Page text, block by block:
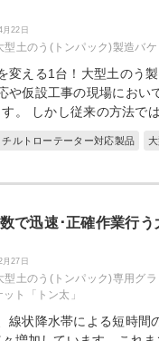
22日
型土のう(トンパック)製造バケ
変える1台！大型土のう
や仮設工事の現場におい
。 しかし従来の方法で
チルトローテーター対応製品
で迅速･正確作業行
27日
型土のう(トンパック)専用グラ
ト「トン太」
線状降水帯による短時間